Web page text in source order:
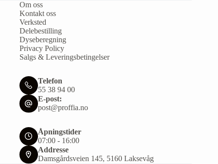
Om oss
Kontakt oss
Verksted
Delebestilling
Dyseberegning
Privacy Policy
Salgs & Leveringsbetingelser
Telefon
55 38 94 00
E-post:
post@proffia.no
Åpningstider
07:00 - 16:00
Addresse
Damsgårdsveien 145, 5160 Laksevåg